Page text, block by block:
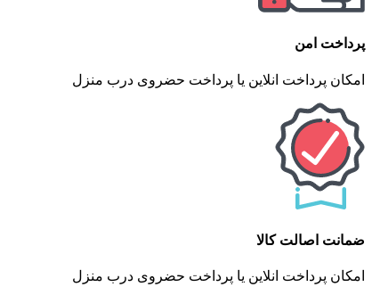
پرداخت امن
امکان پرداخت انلاین یا پرداخت حضروی درب منزل
ضمانت اصالت کالا
امکان پرداخت انلاین یا پرداخت حضروی درب منزل